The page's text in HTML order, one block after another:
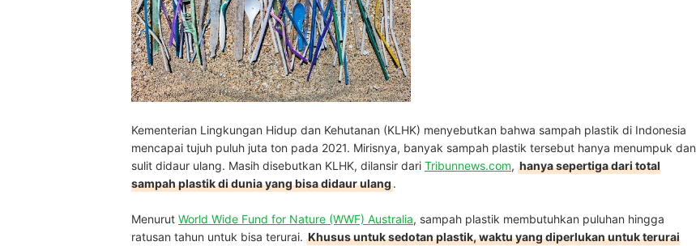
Kementerian Lingkungan Hidup dan Kehutanan (KLHK) menyebutkan bahwa sampah plastik di Indonesia
mencapai tujuh puluh juta ton pada 2021. Mirisnya, banyak sampah plastik tersebut hanya menumpuk dan
sulit didaur ulang. Masih disebutkan KLHK, dilansir dari Tribunnews.com, hanya sepertiga dari total
sampah plastik di dunia yang bisa didaur ulang.
Menurut World Wide Fund for Nature (WWF) Australia, sampah plastik membutuhkan puluhan hingga
ratusan tahun untuk bisa terurai. Khusus untuk sedotan plastik, waktu yang diperlukan untuk terurai